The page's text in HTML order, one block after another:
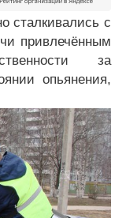
сталкивались с
привлечённым
за
опьянения,